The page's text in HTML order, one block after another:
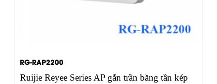
RG-RAP2200
Ruijie Reyee Series AP gắn trần băng tần kép